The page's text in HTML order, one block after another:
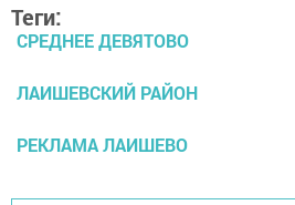
Теги:
СРЕДНЕЕ ДЕВЯТОВО
ЛАИШЕВСКИЙ РАЙОН
РЕКЛАМА ЛАИШЕВО